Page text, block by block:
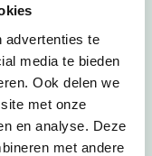
advertenties te
media te bieden
Ook delen we
met onze
en analyse. Deze
met andere